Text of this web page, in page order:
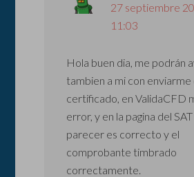
27 septiembre
11:03
Hola buen dia, me podrán
tambien a mi con enviarme
certificado, en ValidaCFD
error, y en la pagina del
parecer es correcto y el
comprobante timbrado
correctamente.